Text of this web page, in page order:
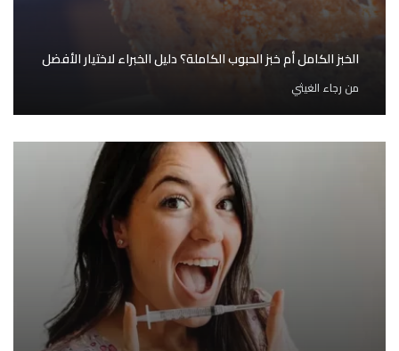
الخبز الكامل أم خبز الحبوب الكاملة؟ دليل الخبراء لاختيار الأفضل
من رجاء الغيثي